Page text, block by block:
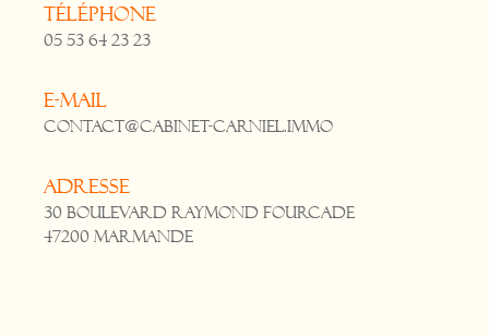
Téléphone
05 53 64 23 23
E-mail
contact@cabinet-carniel.immo
Adresse
30 Boulevard Raymond Fourcade
47200 Marmande